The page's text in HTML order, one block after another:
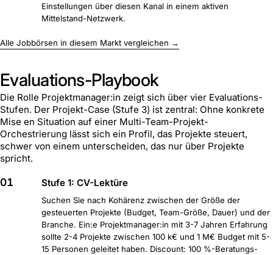
Einstellungen über diesen Kanal in einem aktiven
Mittelstand-Netzwerk.
Alle Jobbörsen in diesem Markt vergleichen →
Evaluations-Playbook
Die Rolle Projektmanager:in zeigt sich über vier Evaluations-
Stufen. Der Projekt-Case (Stufe 3) ist zentral: Ohne konkrete
Mise en Situation auf einer Multi-Team-Projekt-
Orchestrierung lässt sich ein Profil, das Projekte steuert,
schwer von einem unterscheiden, das nur über Projekte
spricht.
01 Stufe 1: CV-Lektüre
Suchen Sie nach Kohärenz zwischen der Größe der
gesteuerten Projekte (Budget, Team-Größe, Dauer) und der
Branche. Ein:e Projektmanager:in mit 3-7 Jahren Erfahrung
sollte 2-4 Projekte zwischen 100 k€ und 1 M€ Budget mit 5-
15 Personen geleitet haben. Discount: 100 %-Beratungs-